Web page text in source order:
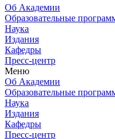
Об Академии
Образовательные
Наука
Издания
Кафедры
Пресс-центр
Меню
Об Академии
Образовательные
Наука
Издания
Кафедры
Пресс-центр